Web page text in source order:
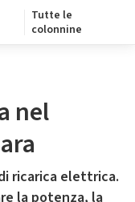
Tutte le
colonnine
nel
ricarica elettrica.
la potenza, la